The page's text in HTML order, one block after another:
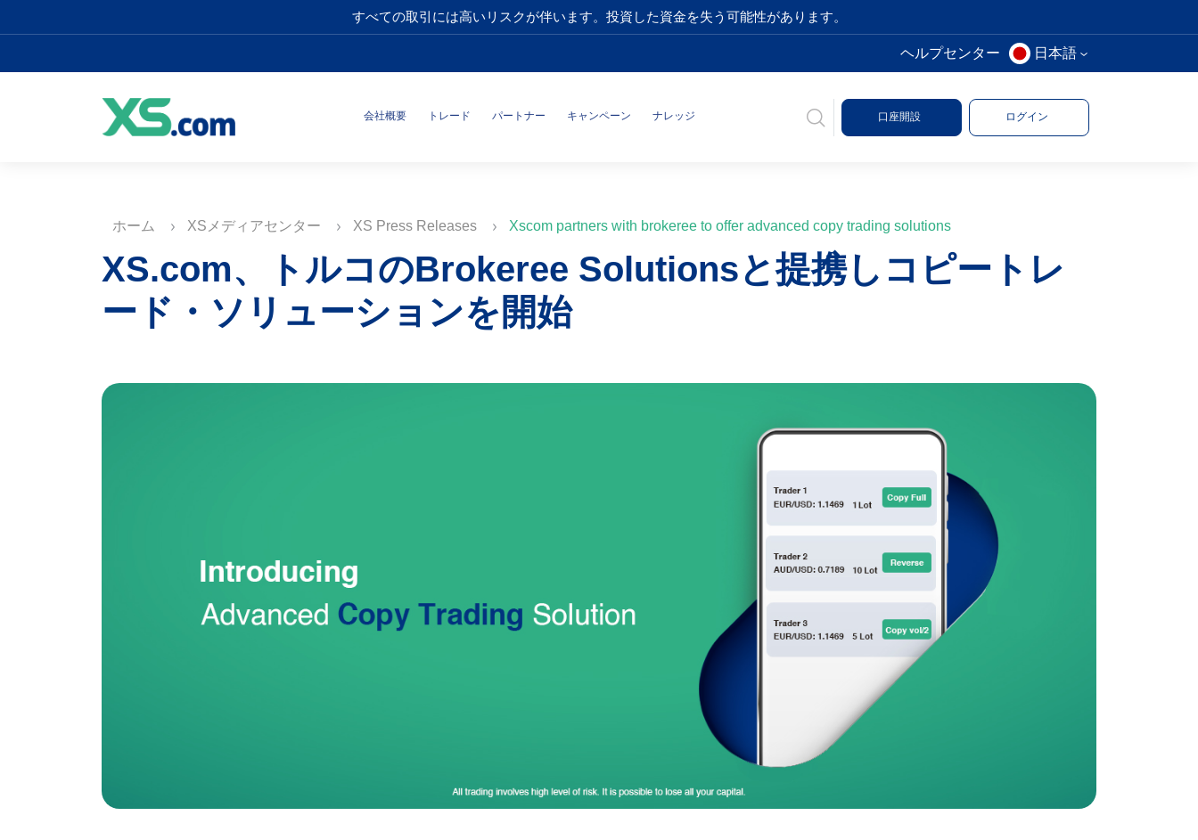
すべての取引には高いリスクが伴います。投資した資金を失う可能性があります。
ヘルプセンター 日本語
会社概要 トレード パートナー キャンペーン ナレッジ 口座開設 ログイン
ホーム XSメディアセンター XS Press Releases Xscom partners with brokeree to offer advanced copy trading solutions
XS.com、トルコのBrokeree Solutionsと提携しコピートレ
ード・ソリューションを開始